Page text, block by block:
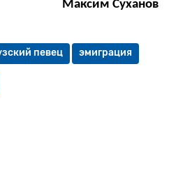
певец эмиграция
Максим Суханов